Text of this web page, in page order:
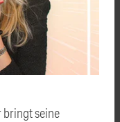
bringt seine